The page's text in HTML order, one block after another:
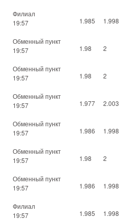
Филиал
19:57
1.985 1.998
Обменный пункт
19:57
1.98 2
Обменный пункт
19:57
1.98 2
Обменный пункт
19:57
1.977 2.003
Обменный пункт
19:57
1.986 1.998
Обменный пункт
19:57
1.98 2
Обменный пункт
19:57
1.986 1.998
Филиал
19:57
1.985 1.998